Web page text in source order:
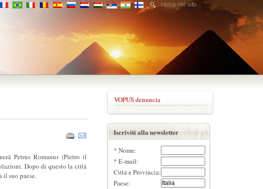
Petrus Romanus (Pietro il
Dopo di questo la città
suo paese.
VOPUS denuncia
Iscriviti alla newsletter
* Nome:
* E-mail:
Città e Provincia:
Paese: